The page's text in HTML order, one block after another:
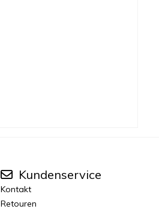
Kundenservice
Kontakt
Retouren